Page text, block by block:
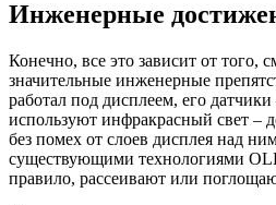
Инженерные
Конечно, все это зависит от того,
значительные инженерные
работал под дисплеем, его
используют инфракрасный свет –
без помех от слоев дисплея над
существующими технологиями
правило, рассеивают или